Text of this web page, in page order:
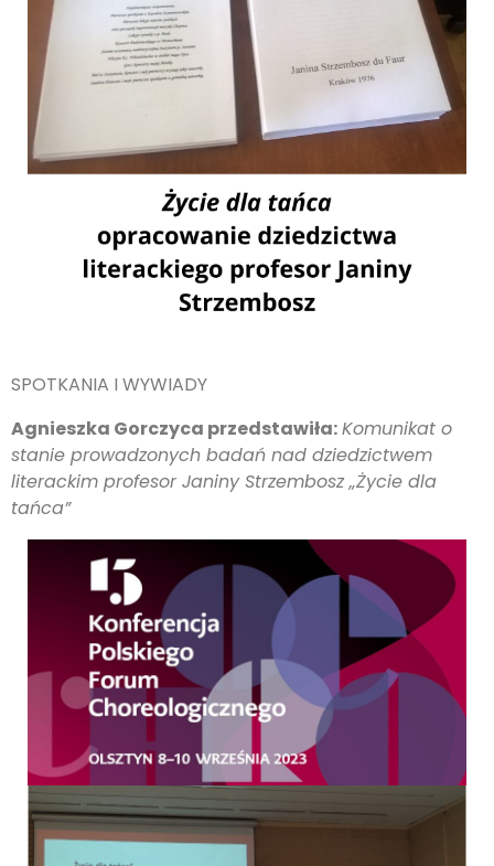
SPOTKANIA I WYWIADY
Agnieszka Gorczyca przedstawiła:Komunikat o
stanie prowadzonych badań nad dziedzictwem
literackim profesor Janiny Strzembosz „Życie dla
tańca”